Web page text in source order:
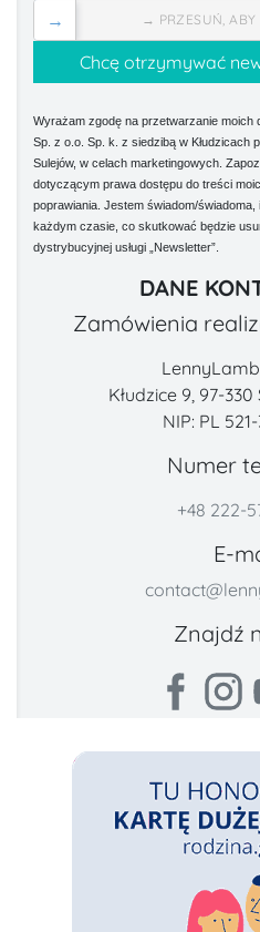
→ PRZESUŃ, ABY
→
Wyrażam zgodę na przetwarzanie
Sp. z o.o. Sp. k. z siedzibą w Kłudzicach
Sulejów, w celach marketingowych.
dotyczącym prawa dostępu do treści
poprawiania. Jestem świadom/
każdym czasie, co skutkować będzie
dystrybucyjnej usługi „Newsletter”.
DANE
Zamówienia
Kłudzice 9, 97-
NIP: PL
Numer
+48 222-
E-
Znajdź